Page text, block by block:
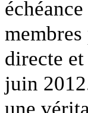
directe
juin